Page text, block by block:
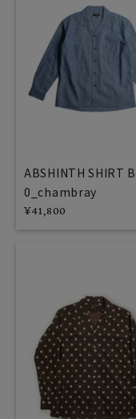
ABSHINTH SHIRT
0_chambray
¥41,800